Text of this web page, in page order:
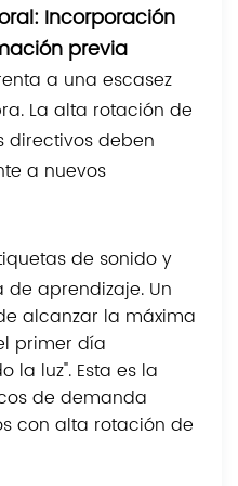
Incorporación
previa
a una escasez
La alta rotación de
directivos deben
a nuevos
de sonido y
de aprendizaje. Un
alcanzar la máxima
primer día
la luz". Esta es la
de demanda
con alta rotación de